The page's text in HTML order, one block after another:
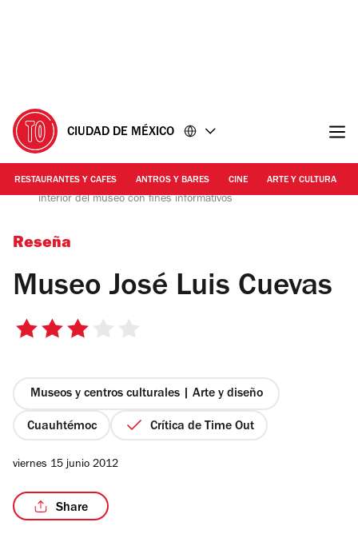
CIUDAD DE MÉXICO
RESTAURANTES Y CAFES ANTROS Y BARES CINE ARTE Y CULTURA
Foto tomada por Alejandra Carbajal | La foto muestra el
interior del museo con fines informativos
Reseña
Museo José Luis Cuevas
3
estrellas
Museos y centros culturales | Arte y diseño
Cuauhtémoc Crítica de Time Out
viernes 15 junio 2012
Share